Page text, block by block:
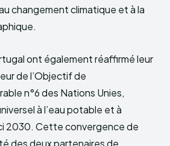
changement climatique et à la
ont également réaffirmé leur
de l’Objectif de
n°6 des Nations Unies,
à l’eau potable et à
2030. Cette convergence de
des deux partenaires de